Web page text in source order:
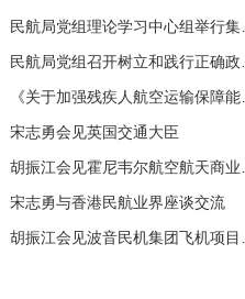
宋志勇会见英国交通大臣
宋志勇与香港民航业界座谈交流